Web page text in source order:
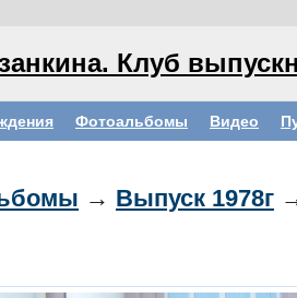
Клуб
Фотоальбомы Видео
→ Выпуск 1978г